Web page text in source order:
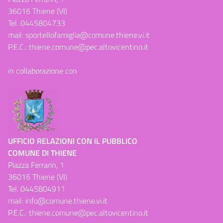
36016 Thiene (VI)
Tel.0445804733
mail:sportellofamiglia@comune.thiene.vi.it
P.E.C.:thiene.comune@pec.altovicentino.it
in collaborazione con
UFFICIO RELAZIONI CON IL PUBBLICO
COMUNE DI THIENE
Piazza Ferrarin, 1
36016 Thiene (VI)
Tel.0445804911
mail: info@comune.thiene.vi.it
P.E.C.:thiene.comune@pec.altovicentino.it